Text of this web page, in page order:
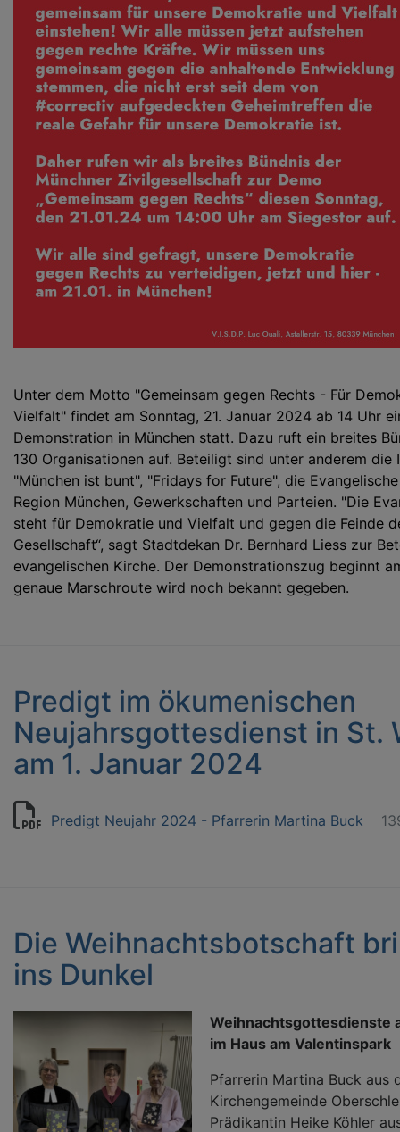
Unter dem Motto "Gemeinsam gegen Rechts - Für
Vielfalt" findet am Sonntag, 21. Januar 2024 ab 14 Uhr
Demonstration in München statt. Dazu ruft ein breites
130 Organisationen auf. Beteiligt sind unter anderem die
"München ist bunt", "Fridays for Future", die
Region München, Gewerkschaften und Parteien. "Die
steht für Demokratie und Vielfalt und gegen die Feinde
Gesellschaft“, sagt Stadtdekan Dr. Bernhard Liess zur
evangelischen Kirche. Der Demonstrationszug beginnt
genaue Marschroute wird noch bekannt gegeben.
Predigt im ökumenischen
Neujahrsgottesdienst in St.
am 1. Januar 2024
Predigt Neujahr 2024 - Pfarrerin Martina Buck
Die Weihnachtsbotschaft
ins Dunkel
Weihnachtsgottesdienste
im Haus am Valentinspark
Pfarrerin Martina Buck aus
Kirchengemeinde
Prädikantin Heike Köhler